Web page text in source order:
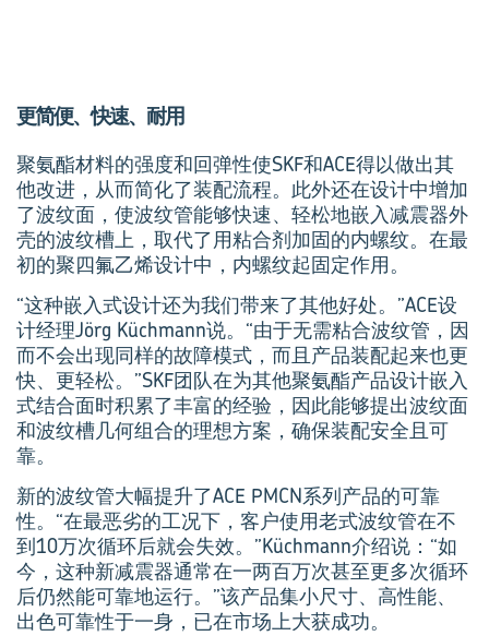
更简便、快速、耐用
聚氨酯材料的强度和回弹性使SKF和ACE得以做出其
他改进，从而简化了装配流程。此外还在设计中增加
了波纹面，使波纹管能够快速、轻松地嵌入减震器外
壳的波纹槽上，取代了用粘合剂加固的内螺纹。在最
初的聚四氟乙烯设计中，内螺纹起固定作用。
“这种嵌入式设计还为我们带来了其他好处。”ACE设
计经理Jörg Küchmann说。“由于无需粘合波纹管，因
而不会出现同样的故障模式，而且产品装配起来也更
快、更轻松。”SKF团队在为其他聚氨酯产品设计嵌入
式结合面时积累了丰富的经验，因此能够提出波纹面
和波纹槽几何组合的理想方案，确保装配安全且可
靠。
新的波纹管大幅提升了ACE PMCN系列产品的可靠
性。“在最恶劣的工况下，客户使用老式波纹管在不
到10万次循环后就会失效。”Küchmann介绍说：“如
今，这种新减震器通常在一两百万次甚至更多次循环
后仍然能可靠地运行。”该产品集小尺寸、高性能、
出色可靠性于一身，已在市场上大获成功。